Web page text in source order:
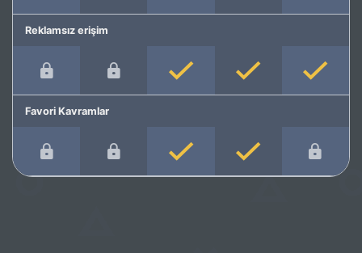
Reklamsız erişim
Favori Kavramlar